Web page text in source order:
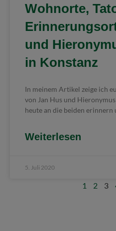
Wohnorte,
und
in Konstanz
In meinem Artikel zeige ich
von Jan Hus und
heute an die beiden erinnern
Weiterlesen
5. Juli 2020
1 2 3